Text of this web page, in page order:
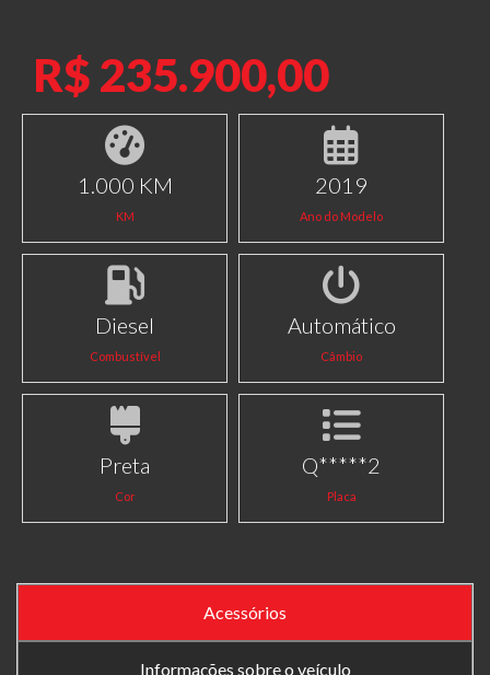
R$ 235.900,00
1.000 KM
KM
2019
Ano do Modelo
Diesel
Combustível
Automático
Câmbio
Preta
Cor
Q*****2
Placa
Acessórios
Informações sobre o veículo